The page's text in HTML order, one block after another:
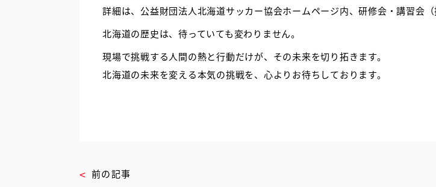
詳細は、公益財団法人北海道サッカー協会ホームページ内、研修会・講習会
北海道の歴史は、待っていても変わりません。
現場で挑戦する人間の熱と行動だけが、その未来を切り拓きます。
北海道の未来を変える本気の挑戦を、心よりお待ちしております。
前の記事